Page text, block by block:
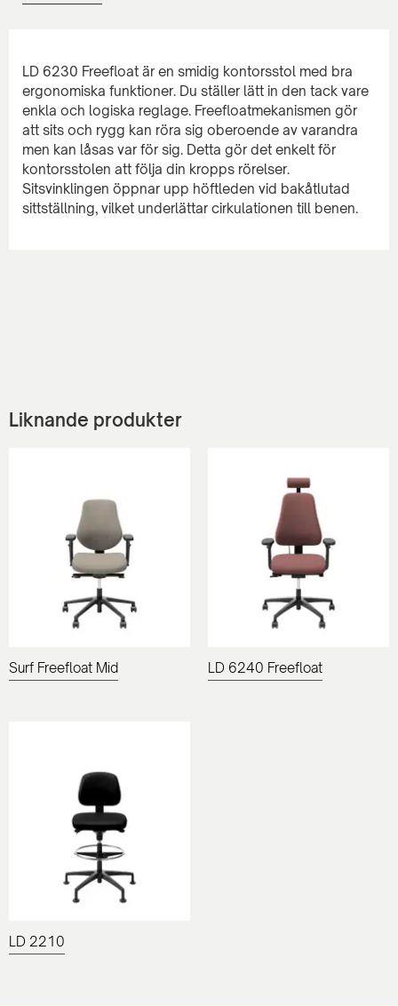
LD 6230 Freefloat är en smidig kontorsstol med bra
ergonomiska funktioner. Du ställer lätt in den tack vare
enkla och logiska reglage. Freefloatmekanismen gör
att sits och rygg kan röra sig oberoende av varandra
men kan låsas var för sig. Detta gör det enkelt för
kontorsstolen att följa din kropps rörelser.
Sitsvinklingen öppnar upp höftleden vid bakåtlutad
Liknande produkter
Surf Freefloat Mid LD 6240 Freefloat
LD 2210